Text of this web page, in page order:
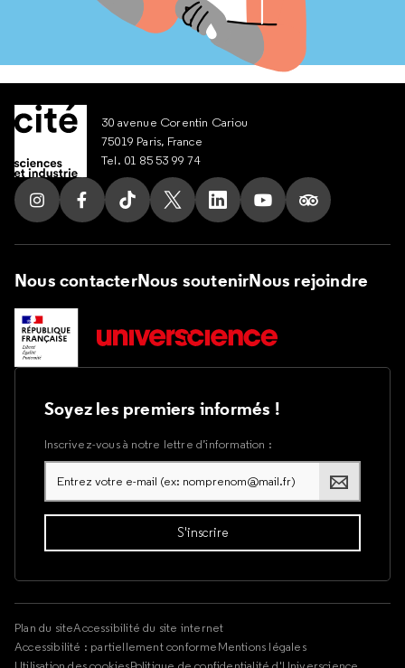
30 avenue Corentin Cariou
75019 Paris, France
Tel. 01 85 53 99 74
Suivez nous sur Instagram
Suivez nous sur Facebook
Suivez nous sur Tik Tok
Suivez nous sur X
Suivez nous sur LinkedIn
Suivez nous sur
Suivez nous
Nous contacterNous soutenirNous rejoindre
Soyez les premiers informés !
Inscrivez-vous à notre lettre d’information :
Plan du siteAccessibilité du site internet
Accessibilité : partiellement conformeMentions légales